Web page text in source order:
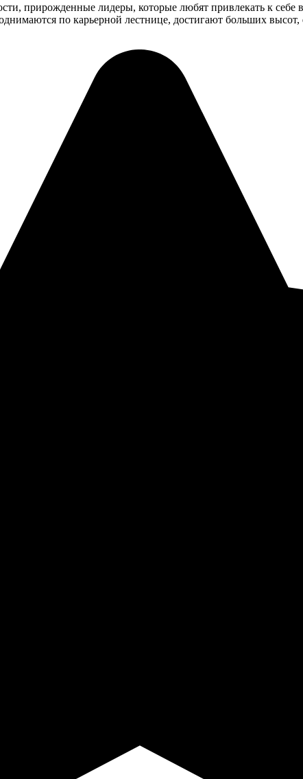
прирожденные лидеры, которые любят привлекать к
по карьерной лестнице, достигают больших высот,